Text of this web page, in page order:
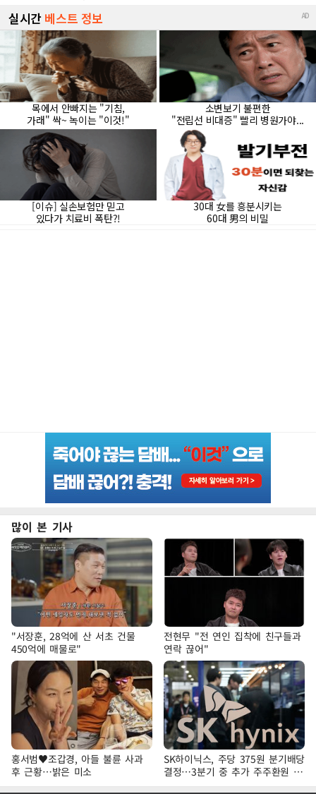
많이 본 기사
"서장훈, 28억에 산 서초 건물
450억에 매물로"
전현무 "전 연인 집착에 친구들과
연락 끊어"
홍서범♥조갑경, 아들 불륜 사과
후 근황…밝은 미소
SK하이닉스, 주당 375원 분기배당
결정…3분기 중 추가 주주환원 발
표